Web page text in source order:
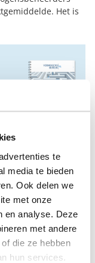
te
media te bieden
Ook delen we
met onze
en analyse. Deze
met andere
die ze hebben
hun services.
Het is
een
die het
wensen en
contributors